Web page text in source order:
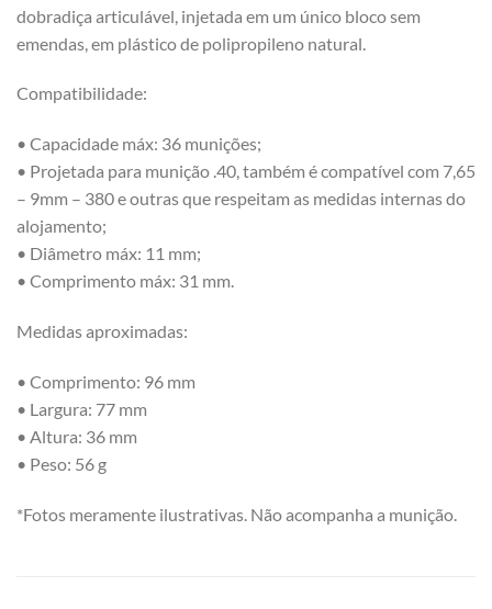
dobradiça articulável, injetada em um único bloco sem
emendas, em plástico de polipropileno natural.
Compatibilidade:
• Capacidade máx: 36 munições;
• Projetada para munição .40, também é compatível com 7,65
– 9mm – 380 e outras que respeitam as medidas internas do
alojamento;
• Diâmetro máx: 11 mm;
• Comprimento máx: 31 mm.
Medidas aproximadas:
• Comprimento: 96 mm
• Largura: 77 mm
• Altura: 36 mm
• Peso: 56 g
*Fotos meramente ilustrativas. Não acompanha a munição.